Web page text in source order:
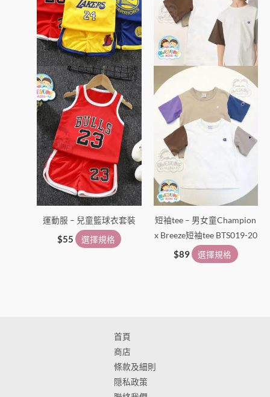
運動服 – 兒童籃球衣套裝
$55 選擇規格
種
款
式。
可
在
產
品
頁
面
選
擇
選
項
短袖tee – 男女童Champion
x Breeze短袖tee BTS019-20
$89 選擇規格
種
款
式。
在
產
品
頁
面
選
擇
項
首頁
商店
條款及細則
隠私政策